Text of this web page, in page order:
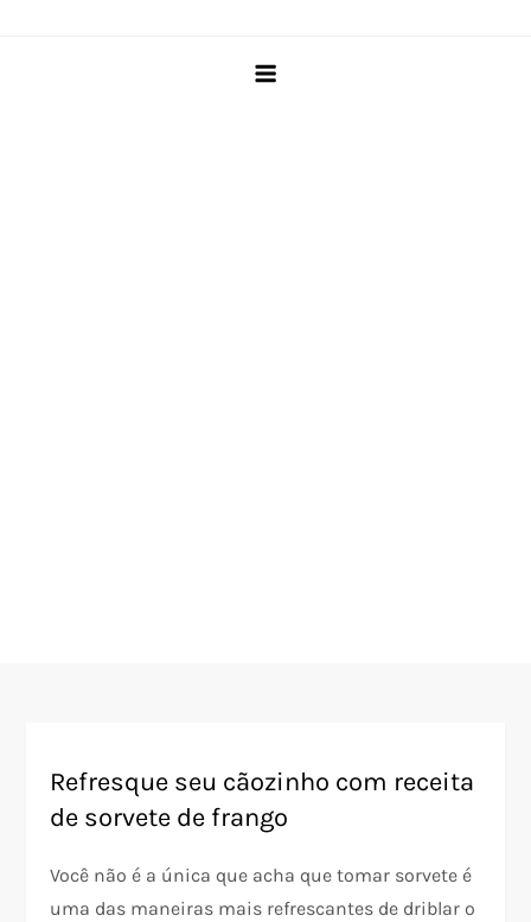
Refresque seu cãozinho com receita
de sorvete de frango
Você não é a única que acha que tomar sorvete é
uma das maneiras mais refrescantes de driblar o